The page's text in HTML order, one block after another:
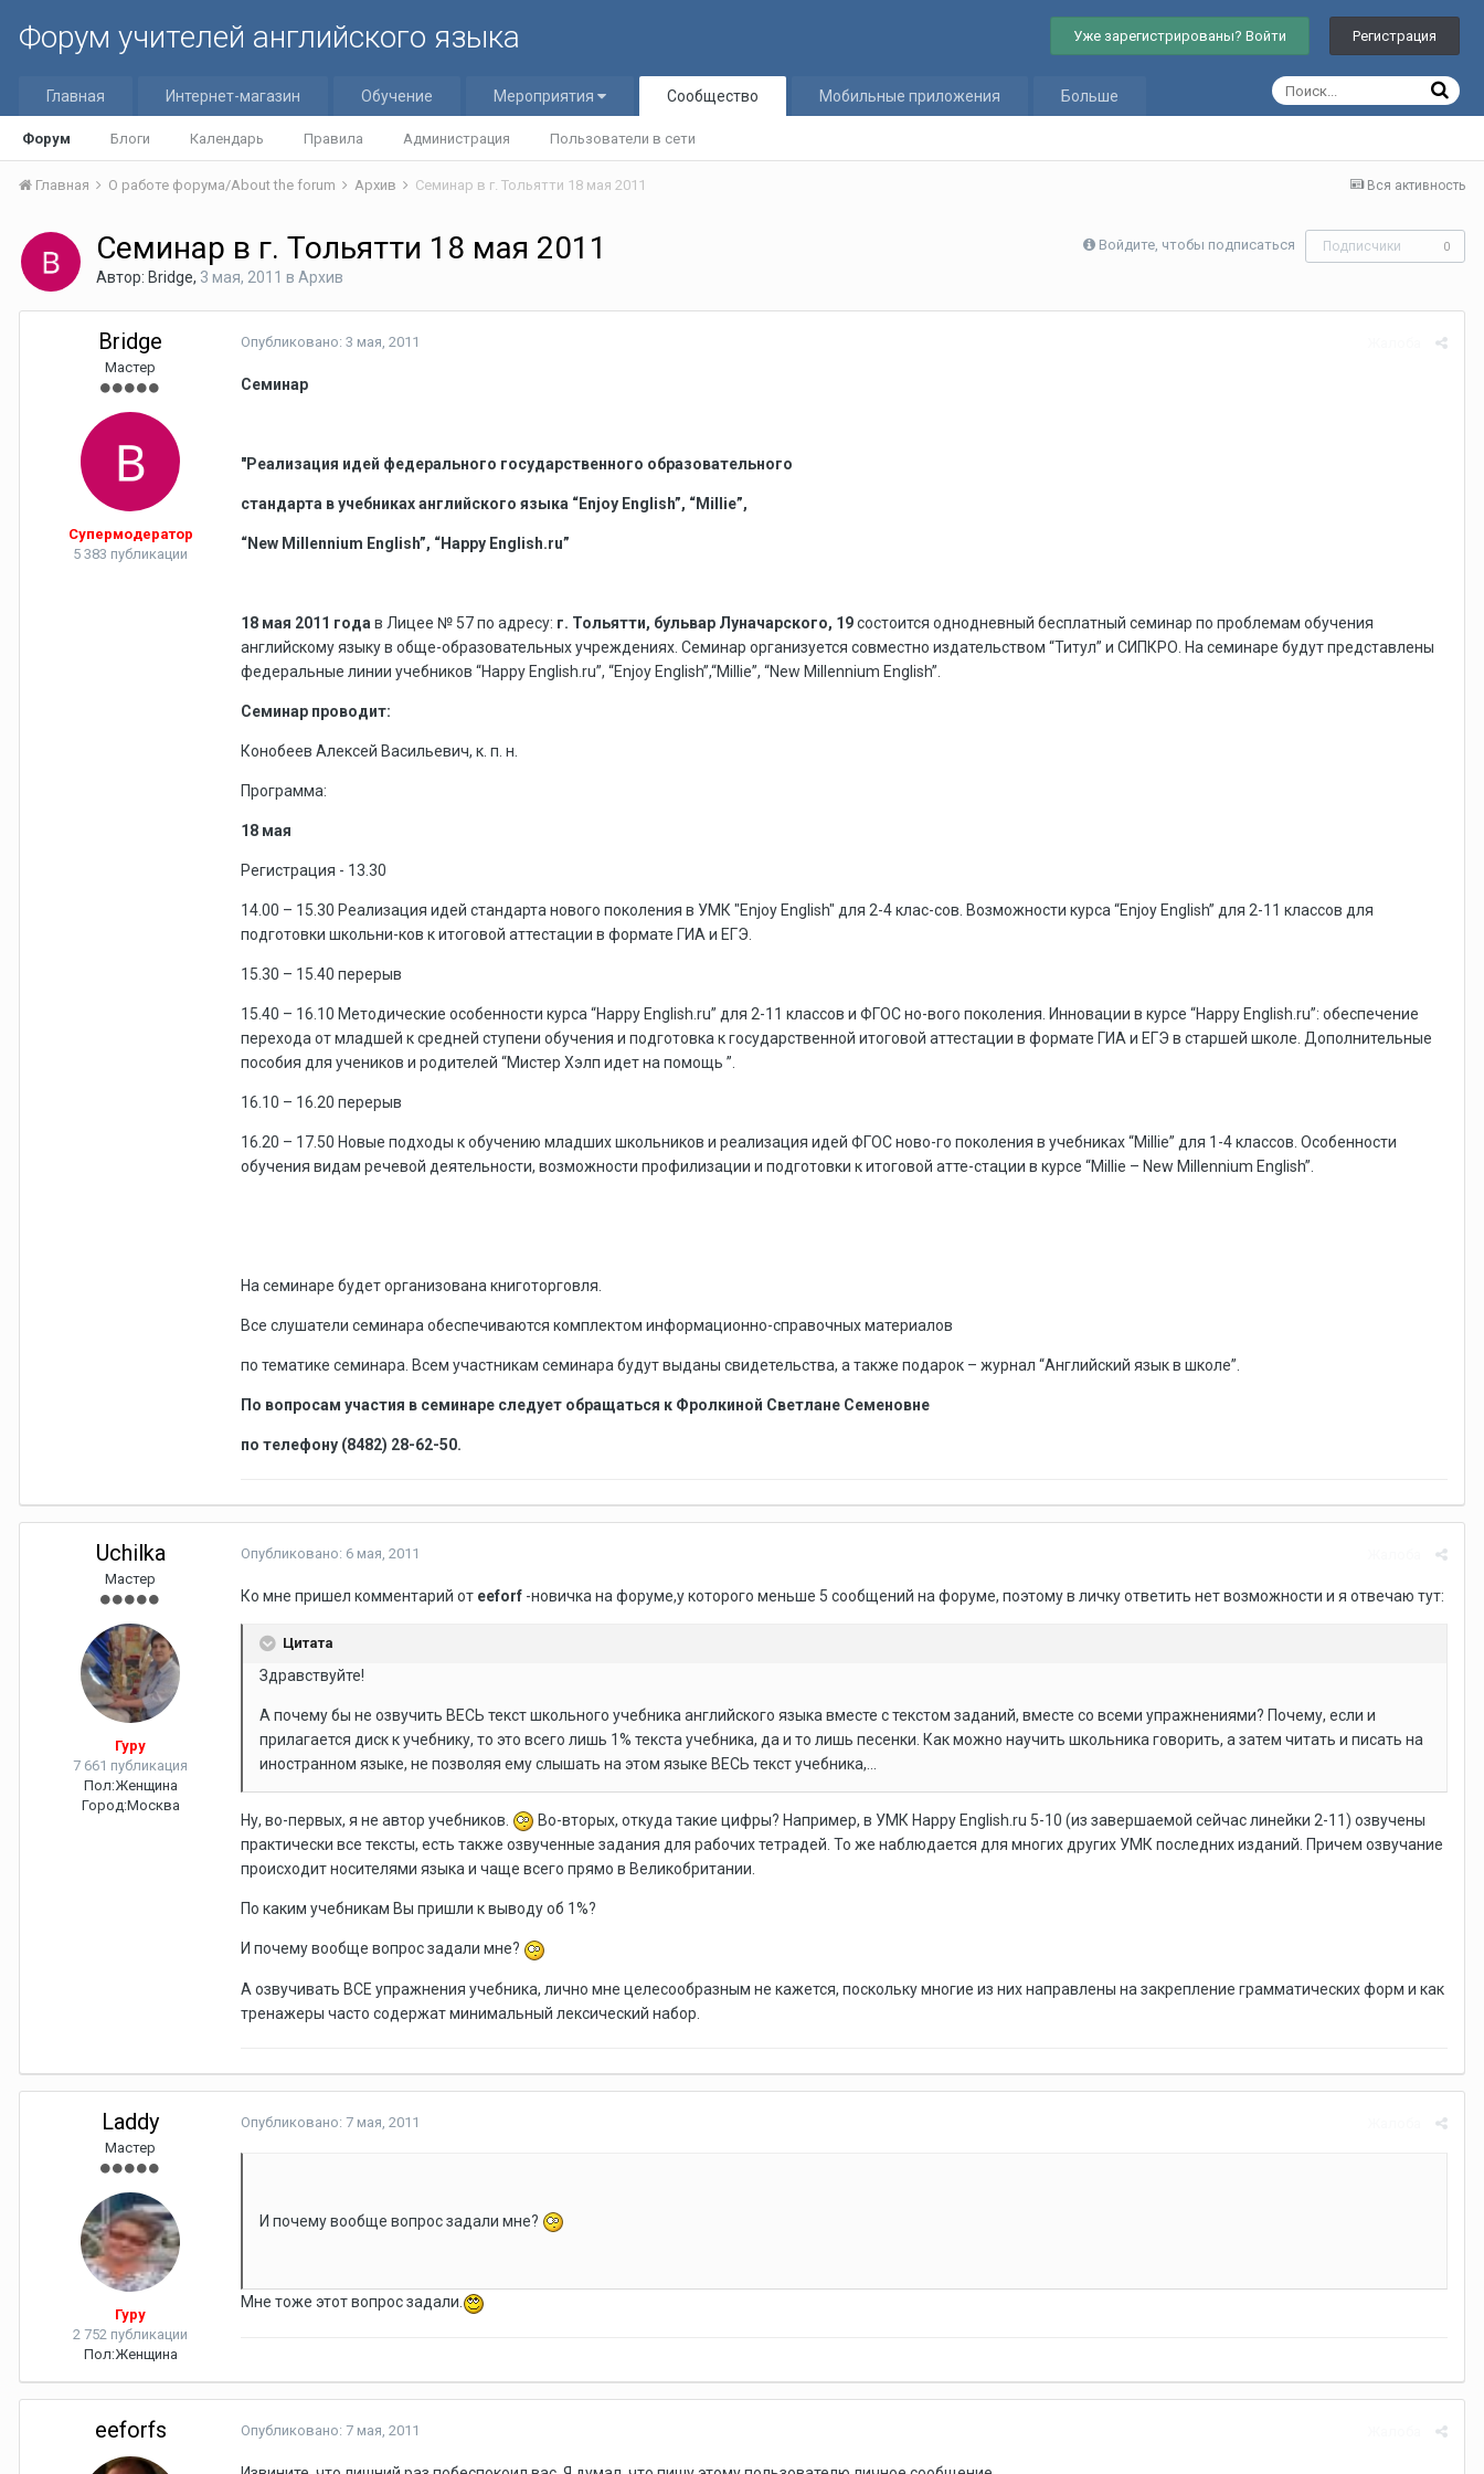
Форум учителей английского языка Уже зарегистрированы? Войти Регистрация
Главная Интернет-магазин Обучение Мероприятия Сообщество
Форум Блоги Календарь Правила Администрация Пользователи в сети
Мобильные приложения Больше
Вся активность
Главная О работе форума/About the forum Архив Семинар в г. Тольятти 18 мая 2011
Войдите, чтобы подписаться Подписчики 0
Семинар в г. Тольятти 18 мая 2011
Автор: Bridge, 3 мая, 2011 в Архив
Bridge
Мастер
Супермодератор
5 383 публикации
Опубликовано: 3 мая, 2011
Семинар
"Реализация идей федерального государственного образовательного
стандарта в учебниках английского языка “Enjoy English”, “Millie”,
“New Millennium English”, “Happy English.ru”
18 мая 2011 года в Лицее № 57 по адресу: г. Тольятти, бульвар Луначарского, 19состоится однодневный бесплатный семинар по проблемам обучения
английскому языку в обще-образовательных учреждениях. Семинар организуется совместно издательством “Титул” и СИПКРО. На семинаре будут представлены
федеральные линии учебников “Happy English.ru”, “Enjoy English”,“Millie”, “New Millennium English”.
Семинар проводит:
Конобеев Алексей Васильевич, к. п. н.
Программа:
18 мая
Регистрация - 13.30
14.00 – 15.30 Реализация идей стандарта нового поколения в УМК "Enjoy English" для 2-4 клас-сов. Возможности курса “Enjoy English” для 2-11 классов для
подготовки школьни-ков к итоговой аттестации в формате ГИА и ЕГЭ.
15.30 – 15.40 перерыв
15.40 – 16.10 Методические особенности курса “Happy English.ru” для 2-11 классов и ФГОС но-вого поколения. Инновации в курсе “Happy English.ru”: обеспечение
перехода от младшей к средней ступени обучения и подготовка к государственной итоговой аттестации в формате ГИА и ЕГЭ в старшей школе. Дополнительные
пособия для учеников и родителей “Мистер Хэлп идет на помощь ”.
16.10 – 16.20 перерыв
16.20 – 17.50 Новые подходы к обучению младших школьников и реализация идей ФГОС ново-го поколения в учебниках “Millie” для 1-4 классов. Особенности
обучения видам речевой деятельности, возможности профилизации и подготовки к итоговой атте-стации в курсе “Millie – New Millennium English”.
На семинаре будет организована книготорговля.
Все слушатели семинара обеспечиваются комплектом информационно-справочных материалов
по тематике семинара. Всем участникам семинара будут выданы свидетельства, а также подарок – журнал “Английский язык в школе”.
По вопросам участия в семинаре следует обращаться к Фролкиной Светлане Семеновне
по телефону (8482) 28-62-50.
Uchilka
Мастер
Гуру
7 661 публикация
Пол:Женщина
Город:Москва
Опубликовано: 6 мая, 2011
Ко мне пришел комментарий от eeforf -новичка на форуме,у которого меньше 5 сообщений на форуме, поэтому в личку ответить нет возможности и я отвечаю тут:
Цитата
Здравствуйте!
А почему бы не озвучить ВЕСЬ текст школьного учебника английского языка вместе с текстом заданий, вместе со всеми упражнениями? Почему, если и
прилагается диск к учебнику, то это всего лишь 1% текста учебника, да и то лишь песенки. Как можно научить школьника говорить, а затем читать и писать на
иностранном языке, не позволяя ему слышать на этом языке ВЕСЬ текст учебника,...
Ну, во-первых, я не автор учебников.
Во-вторых, откуда такие цифры? Например, в УМК Happy English.ru 5-10 (из завершаемой сейчас линейки 2-11) озвучены
практически все тексты, есть также озвученные задания для рабочих тетрадей. То же наблюдается для многих других УМК последних изданий. Причем озвучание
происходит носителями языка и чаще всего прямо в Великобритании.
По каким учебникам Вы пришли к выводу об 1%?
И почему вообще вопрос задали мне?
А озвучивать ВСЕ упражнения учебника, лично мне целесообразным не кажется, поскольку многие из них направлены на закрепление грамматических форм и как
тренажеры часто содержат минимальный лексический набор.
Laddy
Мастер
Гуру
2 752 публикации
Пол:Женщина
Опубликовано: 7 мая, 2011
И почему вообще вопрос задали мне?
Мне тоже этот вопрос задали.
eeforfs Опубликовано: 7 мая, 2011